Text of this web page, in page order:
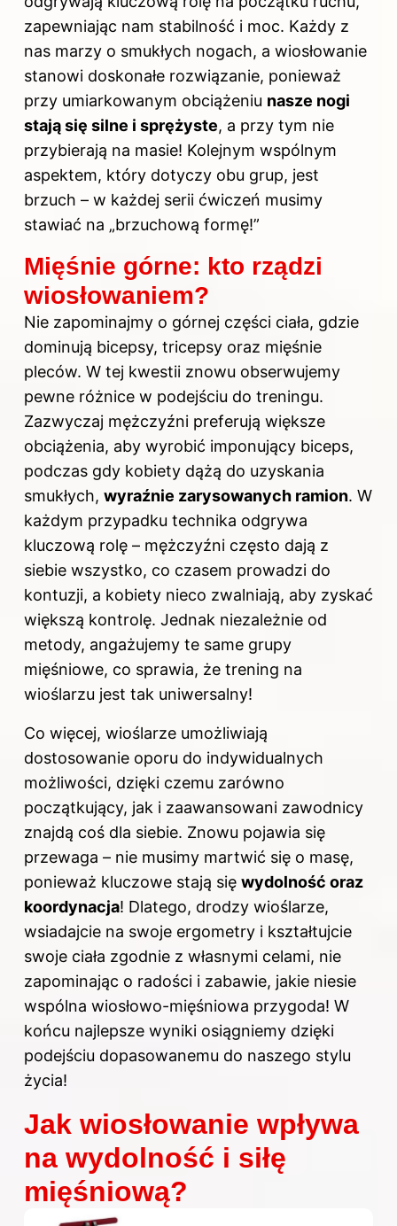
zapewniając nam stabilność i moc. Każdy z
nas marzy o smukłych nogach, a wiosłowanie
stanowi doskonałe rozwiązanie, ponieważ
przy umiarkowanym obciążeniu nasze nogi
stają się silne i sprężyste, a przy tym nie
przybierają na masie! Kolejnym wspólnym
aspektem, który dotyczy obu grup, jest
brzuch – w każdej serii ćwiczeń musimy
stawiać na „brzuchową formę!”
Mięśnie górne: kto rządzi
wiosłowaniem?
Nie zapominajmy o górnej części ciała, gdzie
dominują bicepsy, tricepsy oraz mięśnie
pleców. W tej kwestii znowu obserwujemy
pewne różnice w podejściu do treningu.
Zazwyczaj mężczyźni preferują większe
obciążenia, aby wyrobić imponujący biceps,
podczas gdy kobiety dążą do uzyskania
smukłych, wyraźnie zarysowanych ramion. W
każdym przypadku technika odgrywa
kluczową rolę – mężczyźni często dają z
siebie wszystko, co czasem prowadzi do
kontuzji, a kobiety nieco zwalniają, aby zyskać
większą kontrolę. Jednak niezależnie od
metody, angażujemy te same grupy
mięśniowe, co sprawia, że trening na
wioślarzu jest tak uniwersalny!
Co więcej, wioślarze umożliwiają
dostosowanie oporu do indywidualnych
możliwości, dzięki czemu zarówno
początkujący, jak i zaawansowani zawodnicy
znajdą coś dla siebie. Znowu pojawia się
przewaga – nie musimy martwić się o masę,
ponieważ kluczowe stają się wydolność oraz
koordynacja! Dlatego, drodzy wioślarze,
wsiadajcie na swoje ergometry i kształtujcie
swoje ciała zgodnie z własnymi celami, nie
zapominając o radości i zabawie, jakie niesie
wspólna wiosłowo-mięśniowa przygoda! W
końcu najlepsze wyniki osiągniemy dzięki
podejściu dopasowanemu do naszego stylu
życia!
Jak wiosłowanie wpływa
na wydolność i siłę
mięśniową?